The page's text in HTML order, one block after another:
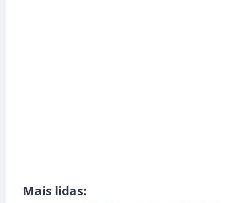
Mais lidas: